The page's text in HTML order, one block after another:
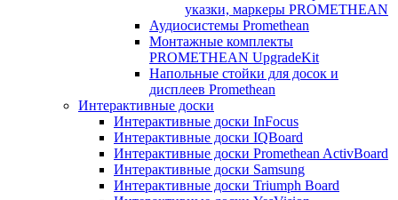
указки, маркеры PROMETHEAN
Аудиосистемы Promethean
Монтажные комплекты
PROMETHEAN UpgradeKit
Напольные стойки для досок и
дисплеев Promethean
Интерактивные доски
Интерактивные доски InFocus
Интерактивные доски IQBoard
Интерактивные доски Promethean ActivBoard
Интерактивные доски Samsung
Интерактивные доски Triumph Board